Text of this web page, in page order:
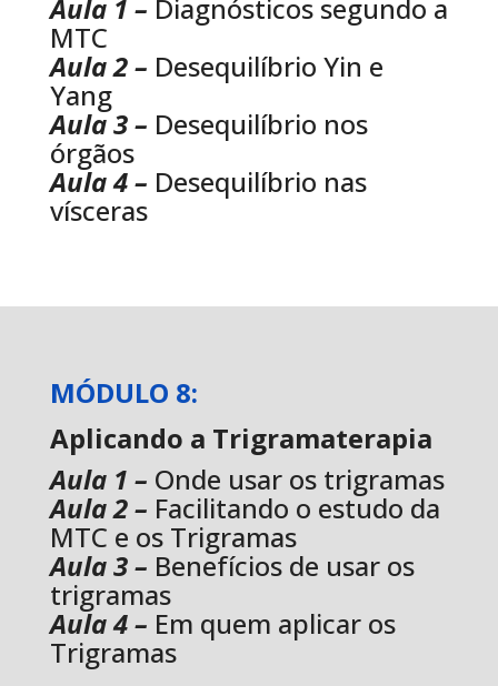
Aula 1 – Diagnósticos segundo a
MTC
Aula 2 – Desequilíbrio Yin e
Yang
Aula 3 – Desequilíbrio nos
órgãos
Aula 4 – Desequilíbrio nas
vísceras
MÓDULO 8:
Aplicando a Trigramaterapia
Aula 1 – Onde usar os trigramas
Aula 2 – Facilitando o estudo da
MTC e os Trigramas
Aula 3 – Benefícios de usar os
trigramas
Aula 4 – Em quem aplicar os
Trigramas